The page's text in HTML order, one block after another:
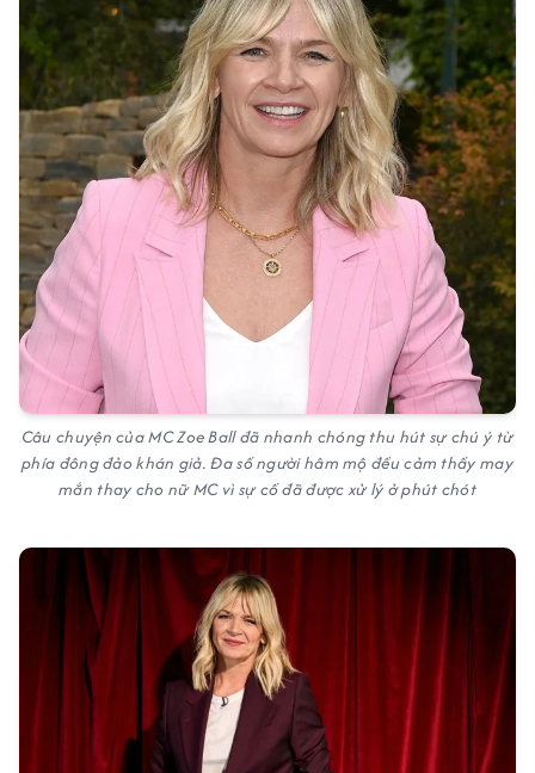
Câu chuyện của MC Zoe Ball đã nhanh chóng thu hút sự chú ý từ
phía đông đảo khán giả. Đa số người hâm mộ đều cảm thấy may
mắn thay cho nữ MC vì sự cố đã được xử lý ở phút chót